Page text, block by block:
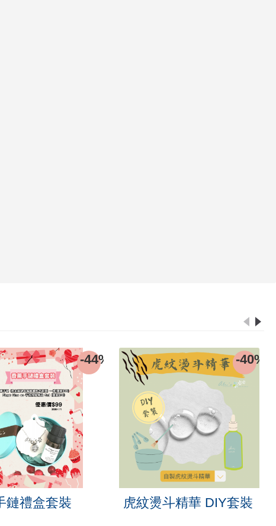
-29%
抗流感複方精油連香薰
【即買即送】Roll